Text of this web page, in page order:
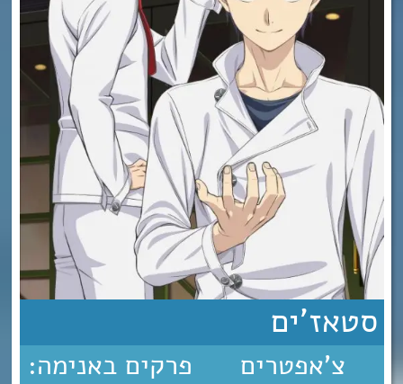
סטאז'ים
צ'אפטרים
פרקים באנימה: